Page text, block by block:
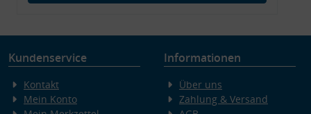
Kundenservice
Kontakt
Mein Konto
Informationen
Über uns
Zahlung & Versand